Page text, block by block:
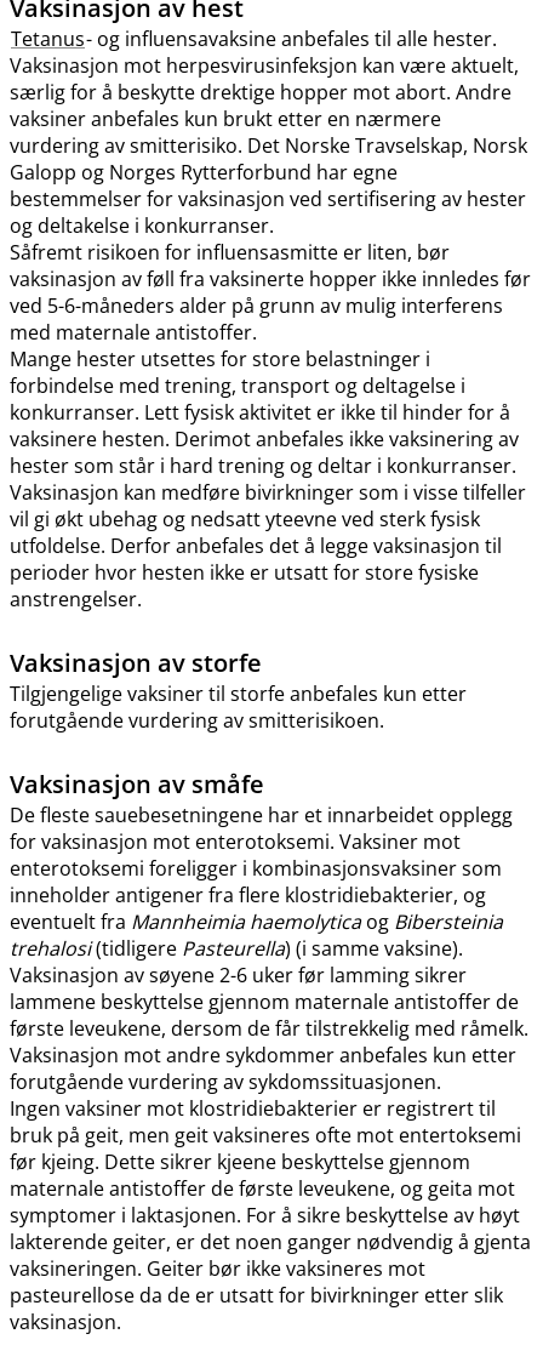
Vaksinasjon av hest
Tetanus- og influensavaksine anbefales til alle hester.
Vaksinasjon mot herpesvirusinfeksjon kan være aktuelt,
særlig for å beskytte drektige hopper mot abort. Andre
vaksiner anbefales kun brukt etter en nærmere
vurdering av smitterisiko. Det Norske Travselskap, Norsk
Galopp og Norges Rytterforbund har egne
bestemmelser for vaksinasjon ved sertifisering av hester
og deltakelse i konkurranser.
Såfremt risikoen for influensasmitte er liten, bør
vaksinasjon av føll fra vaksinerte hopper ikke innledes før
ved 5-6-måneders alder på grunn av mulig interferens
med maternale antistoffer.
Mange hester utsettes for store belastninger i
forbindelse med trening, transport og deltagelse i
konkurranser. Lett fysisk aktivitet er ikke til hinder for å
vaksinere hesten. Derimot anbefales ikke vaksinering av
hester som står i hard trening og deltar i konkurranser.
Vaksinasjon kan medføre bivirkninger som i visse tilfeller
vil gi økt ubehag og nedsatt yteevne ved sterk fysisk
utfoldelse. Derfor anbefales det å legge vaksinasjon til
perioder hvor hesten ikke er utsatt for store fysiske
anstrengelser.
Vaksinasjon av storfe
Tilgjengelige vaksiner til storfe anbefales kun etter
forutgående vurdering av smitterisikoen.
Vaksinasjon av småfe
De fleste sauebesetningene har et innarbeidet opplegg
for vaksinasjon mot enterotoksemi. Vaksiner mot
enterotoksemi foreligger i kombinasjonsvaksiner som
inneholder antigener fra flere klostridiebakterier, og
eventuelt fra Mannheimia haemolyticaog Bibersteinia
trehalosi(tidligere Pasteurella) (i samme vaksine).
Vaksinasjon av søyene 2-6 uker før lamming sikrer
lammene beskyttelse gjennom maternale antistoffer de
første leveukene, dersom de får tilstrekkelig med råmelk.
Vaksinasjon mot andre sykdommer anbefales kun etter
forutgående vurdering av sykdomssituasjonen.
Ingen vaksiner mot klostridiebakterier er registrert til
bruk på geit, men geit vaksineres ofte mot entertoksemi
før kjeing. Dette sikrer kjeene beskyttelse gjennom
maternale antistoffer de første leveukene, og geita mot
symptomer i laktasjonen. For å sikre beskyttelse av høyt
lakterende geiter, er det noen ganger nødvendig å gjenta
vaksineringen. Geiter bør ikke vaksineres mot
pasteurellose da de er utsatt for bivirkninger etter slik
vaksinasjon.